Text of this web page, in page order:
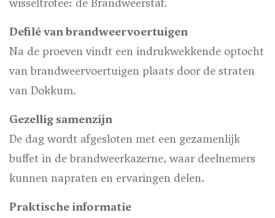
Defilé van brandweervoertuigen
Na de proeven vindt een indrukwekkende optocht
van brandweervoertuigen plaats door de straten
van Dokkum.
Gezellig samenzijn
De dag wordt afgesloten met een gezamenlijk
buffet in de brandweerkazerne, waar deelnemers
kunnen napraten en ervaringen delen.
Praktische informatie